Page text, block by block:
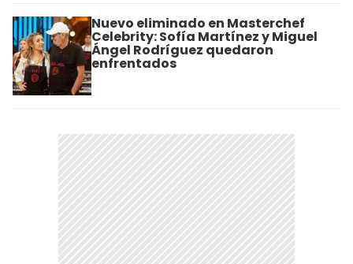
Nuevo eliminado en Masterchef
Celebrity: Sofía Martínez y Miguel
Ángel Rodríguez quedaron
enfrentados